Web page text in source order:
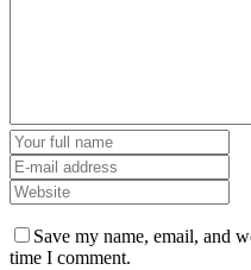
Save my name, email, and
time I comment.